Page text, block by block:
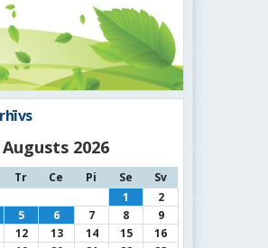
Augusts 2026
Tr Ce Pi Se
Sv
1
2
5 6 7 8
9
12 13 14 15
16